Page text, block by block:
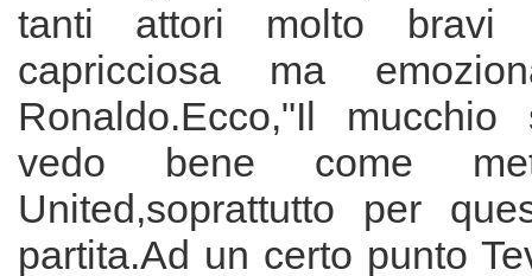
tanti attori molto
capricciosa ma
Ronaldo.Ecco,"Il
vedo bene come
United,soprattutto per
partita.Ad un certo punto